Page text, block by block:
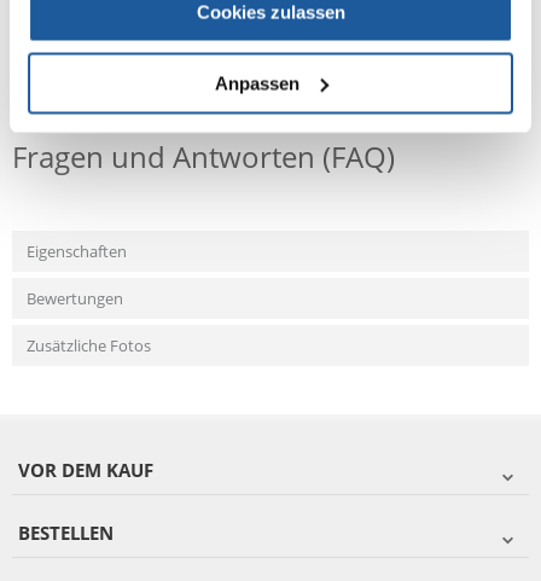
Cookies zulassen
Anpassen
Fragen und Antworten (FAQ)
Eigenschaften
Bewertungen
Zusätzliche Fotos
VOR DEM KAUF
BESTELLEN